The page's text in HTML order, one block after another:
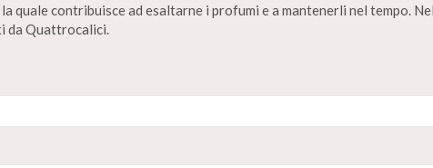
quale contribuisce ad esaltarne i profumi e a mantenerli nel tempo.
da Quattrocalici.